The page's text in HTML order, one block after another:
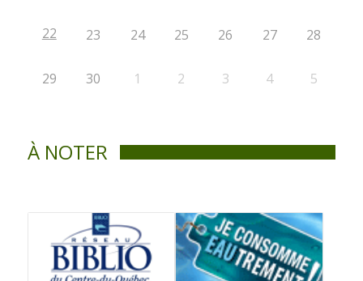
22 23 24 25 26 27 28
29 30 1 2 3 4 5
À NOTER